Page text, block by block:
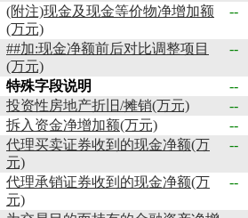
(附注)现金及现金等价物净增加额
(万元)
--
##加:现金净额前后对比调整项目
(万元)
--
特殊字段说明 --
投资性房地产折旧/摊销(万元)
--
拆入资金净增加额(万元)
--
代理买卖证券收到的现金净额(万
元)
--
代理承销证券收到的现金净额(万
元)
--